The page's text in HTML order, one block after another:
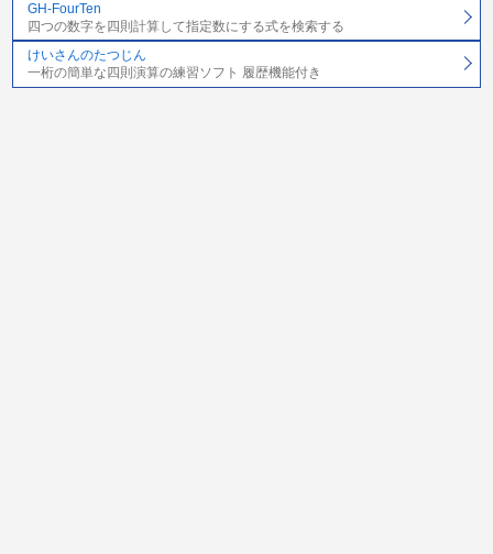
GH-FourTen
四つの数字を四則計算して指定数にする式を検索する
けいさんのたつじん
一桁の簡単な四則演算の練習ソフト 履歴機能付き